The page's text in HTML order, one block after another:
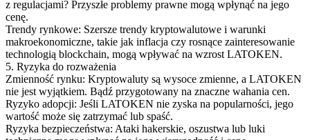
z regulacjami? Przyszłe problemy prawne mogą wpłynąć na jego
cenę.
Trendy rynkowe: Szersze trendy kryptowalutowe i warunki
makroekonomiczne, takie jak inflacja czy rosnące zainteresowanie
technologią blockchain, mogą wpływać na wzrost LATOKEN.
5. Ryzyka do rozważenia
Zmienność rynku: Kryptowaluty są wysoce zmienne, a LATOKEN
nie jest wyjątkiem. Bądź przygotowany na znaczne wahania cen.
Ryzyko adopcji: Jeśli LATOKEN nie zyska na popularności, jego
wartość może się zatrzymać lub spaść.
Ryzyka bezpieczeństwa: Ataki hakerskie, oszustwa lub luki